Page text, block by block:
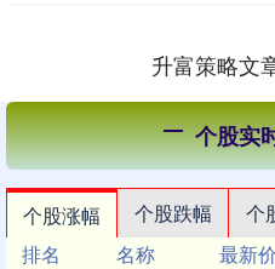
升富策略文
个股实
个股涨幅 个股跌幅 个
排名
名称 最新价